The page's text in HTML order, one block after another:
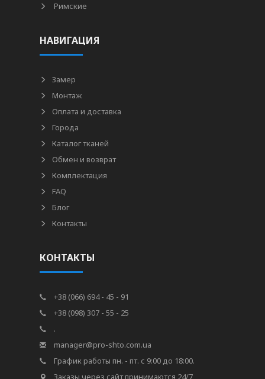
Римские
НАВИГАЦИЯ
Замер
Монтаж
Оплата и доставка
Города
Каталог тканей
Обмен и возврат
Комплектация
FAQ
Блог
Контакты
КОНТАКТЫ
+38 (066) 694 - 45 - 91
+38 (098) 307 - 55 - 25
.
manager@pro-shto.com.ua
График работы пн. - пт. с 9:00 до 18:00.
Заказы через сайт принимаются 24/7